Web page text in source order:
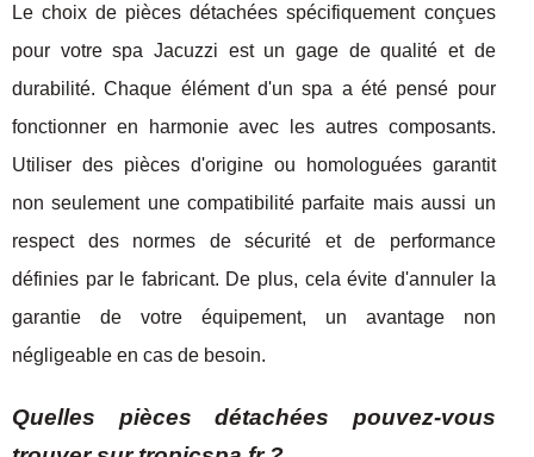
Le choix de pièces détachées spécifiquement conçues
pour votre spa Jacuzzi est un gage de qualité et de
durabilité. Chaque élément d'un spa a été pensé pour
fonctionner en harmonie avec les autres composants.
Utiliser des pièces d'origine ou homologuées garantit
non seulement une compatibilité parfaite mais aussi un
respect des normes de sécurité et de performance
définies par le fabricant. De plus, cela évite d'annuler la
garantie de votre équipement, un avantage non
négligeable en cas de besoin.
Quelles pièces détachées pouvez-vous